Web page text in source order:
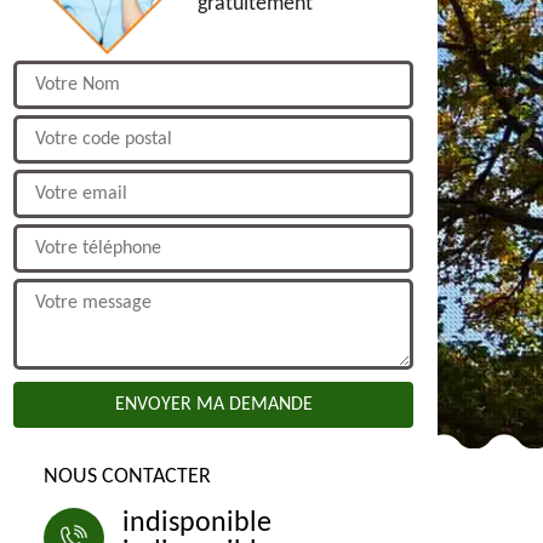
NOUS CONTACTER
indisponible